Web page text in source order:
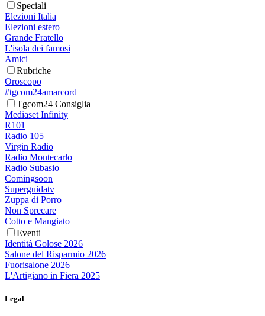
Speciali
Elezioni Italia
Elezioni estero
Grande Fratello
L'isola dei famosi
Amici
Rubriche
Oroscopo
#tgcom24amarcord
Tgcom24 Consiglia
Mediaset Infinity
R101
Radio 105
Virgin Radio
Radio Montecarlo
Radio Subasio
Comingsoon
Superguidatv
Zuppa di Porro
Non Sprecare
Cotto e Mangiato
Eventi
Identità Golose 2026
Salone del Risparmio 2026
Fuorisalone 2026
L'Artigiano in Fiera 2025
Legal